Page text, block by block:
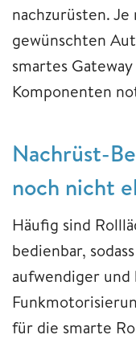
nachzurüsten.
gewünschten
smartes
Komponenten
Nachrüst-
noch nicht
Häufig sind
bedienbar,
aufwendiger
für die smarte